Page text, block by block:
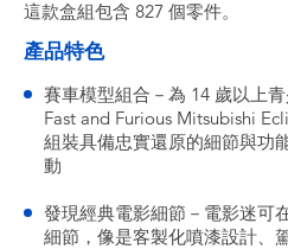
這款盒組包含 827 個零件。
產品特色
賽車模型組合－為 14 歲以上
Fast and Furious Mitsubishi
組裝具備忠實還原的細節與功
動
發現經典電影細節－電影迷可
細節，像是客製化噴漆設計、